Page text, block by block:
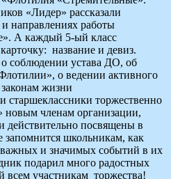
«Лидер» рассказали
направлениях работы
А каждый 5-ый класс
название и девиз.
соблюдении устава ДО, об
о ведении активного
жизни
торжественно
новым членам организации,
действительно посвящены в
школьникам, как
и значимых событий в их
подарил много радостных
всем участникам торжества!